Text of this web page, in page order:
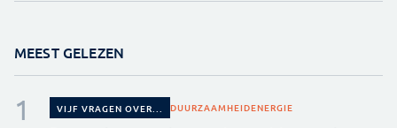
MEEST GELEZEN
VIJF VRAGEN OVER... DUURZAAMHEIDENERGIE